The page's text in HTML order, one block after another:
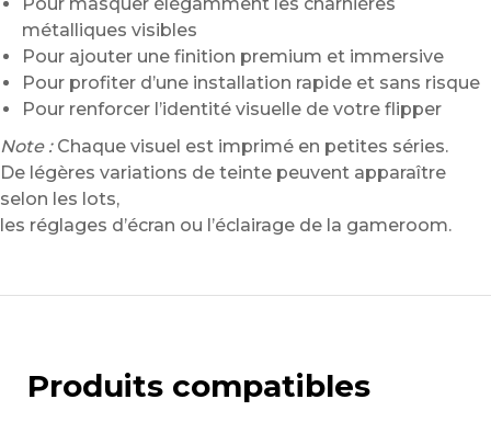
métalliques visibles
Pour ajouter une finition premium et immersive
Pour profiter d’une installation rapide et sans risque
Pour renforcer l’identité visuelle de votre flipper
Note :Chaque visuel est imprimé en petites séries.
De légères variations de teinte peuvent apparaître
selon les lots,
les réglages d’écran ou l’éclairage de la gameroom.
Produits compatibles